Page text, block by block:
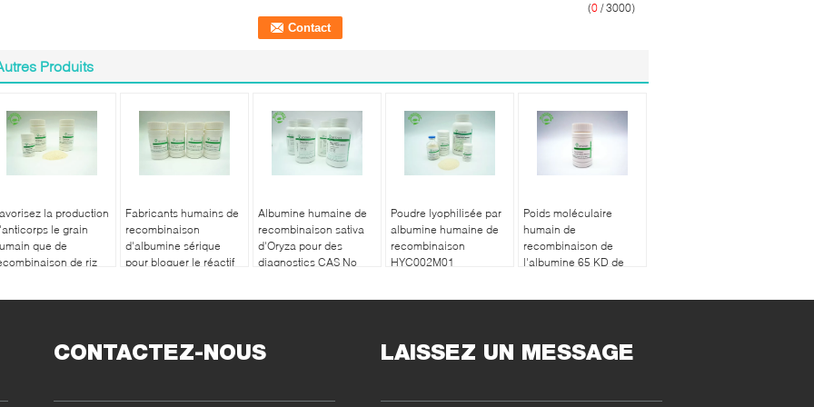
(0 / 3000)
Produits
la production
le grain
que de
de riz
Fabricants humains de
recombinaison
d'albumine sérique
pour bloquer le réactif
Albumine humaine de
recombinaison sativa
d'Oryza pour des
diagnostics CAS No
Poudre lyophilisée par
albumine humaine de
recombinaison
HYC002M01
Poids moléculaire
humain de
recombinaison de
l'albumine 65 KD de
CONTACTEZ-NOUS LAISSEZ UN MESSAGE